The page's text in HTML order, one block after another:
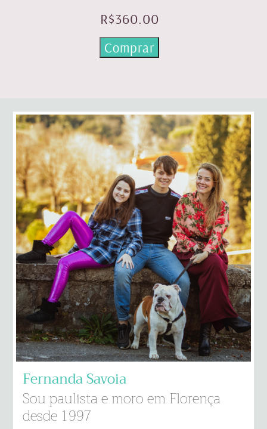
Fernanda Savoia
Sou paulista e moro em Florença
desde 1997
R$360.00
Comprar